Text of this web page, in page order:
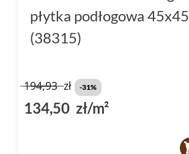
płytka podłogowa 45x45
(38315)
194,93zł -31%
134,50 zł/m²